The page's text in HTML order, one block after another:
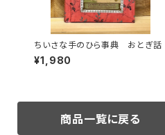
ちいさな手のひら事典 おとぎ話
¥1,980
商品一覧に戻る